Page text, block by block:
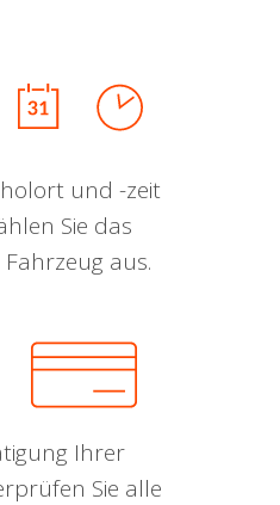
und -zeit
Sie das
aus.
Ihrer
Sie alle